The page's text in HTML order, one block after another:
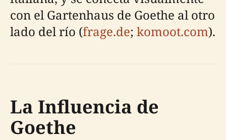
con el Gartenhaus de Goethe al otro
lado del río (frage.de; komoot.com).
La Influencia de
Goethe